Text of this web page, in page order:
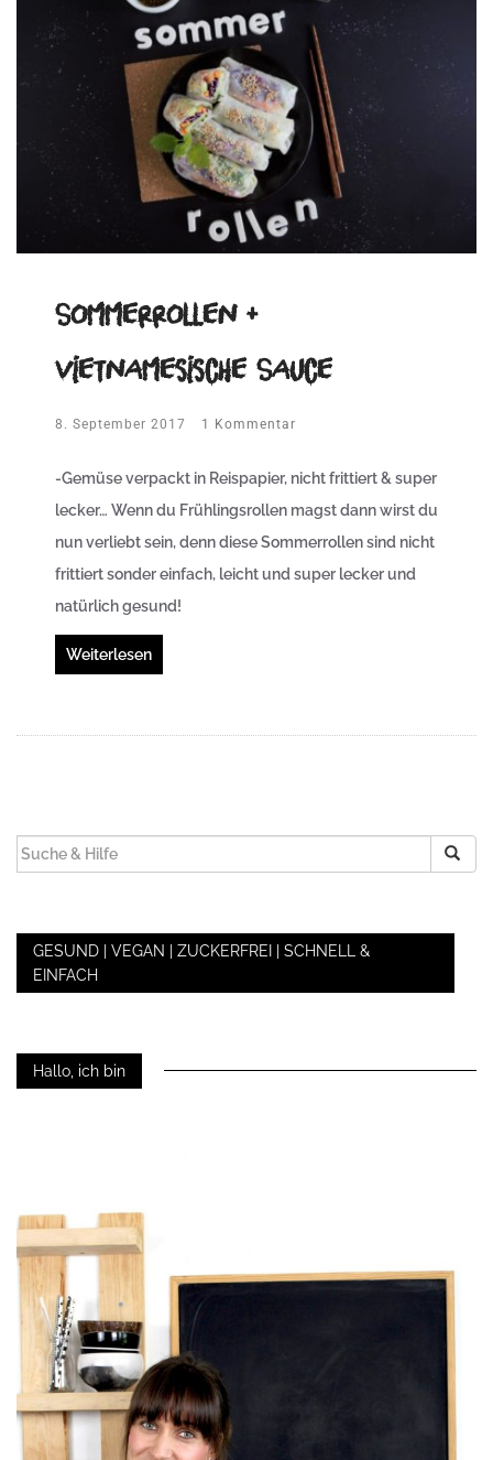
Sommerrollen +
vietnamesische Sauce
8. September 2017 1 Kommentar
-Gemüse verpackt in Reispapier, nicht frittiert & super
lecker… Wenn du Frühlingsrollen magst dann wirst du
nun verliebt sein, denn diese Sommerrollen sind nicht
frittiert sonder einfach, leicht und super lecker und
natürlich gesund!
Weiterlesen
SUCHEN
NACH:
GESUND | VEGAN | ZUCKERFREI | SCHNELL &
EINFACH
Hallo, ich bin